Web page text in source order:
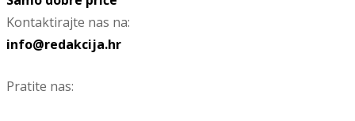
Kontaktirajte nas na:
info@redakcija.hr
Pratite nas: